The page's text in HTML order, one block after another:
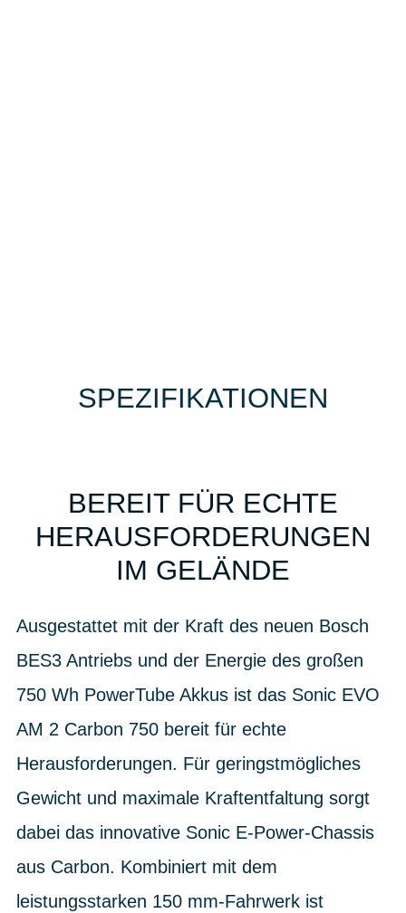
SPEZIFIKATIONEN
BEREIT FÜR ECHTE
HERAUSFORDERUNGEN
IM GELÄNDE
Ausgestattet mit der Kraft des neuen Bosch
BES3 Antriebs und der Energie des großen
750 Wh PowerTube Akkus ist das Sonic EVO
AM 2 Carbon 750 bereit für echte
Herausforderungen. Für geringstmögliches
Gewicht und maximale Kraftentfaltung sorgt
dabei das innovative Sonic E-Power-Chassis
aus Carbon. Kombiniert mit dem
leistungsstarken 150 mm-Fahrwerk ist